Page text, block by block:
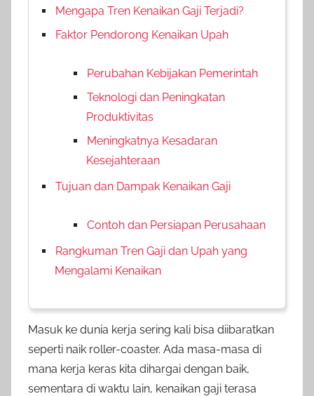
Mengapa Tren Kenaikan Gaji Terjadi?
Faktor Pendorong Kenaikan Upah
Perubahan Kebijakan Pemerintah
Teknologi dan Peningkatan
Produktivitas
Meningkatnya Kesadaran
Kesejahteraan
Tujuan dan Dampak Kenaikan Gaji
Contoh dan Persiapan Perusahaan
Rangkuman Tren Gaji dan Upah yang
Mengalami Kenaikan
Masuk ke dunia kerja sering kali bisa diibaratkan
seperti naik roller-coaster. Ada masa-masa di
mana kerja keras kita dihargai dengan baik,
sementara di waktu lain, kenaikan gaji terasa